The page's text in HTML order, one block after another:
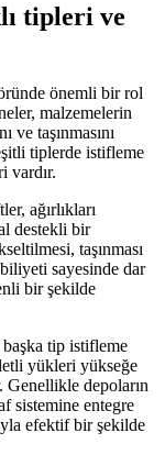
tipleri ve
önemli bir rol
malzemelerin
taşınmasını
tiplerde istifleme
vardır.
ağırlıkları
destekli bir
taşınması
sayesinde dar
bir şekilde
tip istifleme
yükleri yükseğe
depoların
sistemine entegre
efektif bir şekilde